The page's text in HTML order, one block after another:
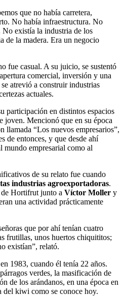
que no había carretera,
No había infraestructura. No
existía la industria de los
de la madera. Era un negocio
fue casual. A su juicio, se sustentó
comercial, inversión y una
atrevió a construir industrias
actuales.
participación en distintos espacios
joven. Mencionó que en su época
llamada “Los nuevos empresarios”,
de entonces, y que desde ahí
mundo empresarial como al
de su relato fue cuando
industrias agroexportadoras.
Hortifrut junto a Víctor Moller y
una actividad prácticamente
que por ahí tenían cuatro
frutillas, unos huertos chiquititos;
existían”, relató.
1983, cuando él tenía 22 años.
verdes, la masificación de
de los arándanos, en una época en
del kiwi como se conoce hoy.